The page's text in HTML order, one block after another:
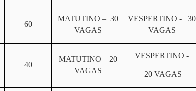
60
MATUTINO – 30
VAGAS
VESPERTINO - 30
VAGAS
40
MATUTINO – 20
VAGAS
VESPERTINO -
20 VAGAS